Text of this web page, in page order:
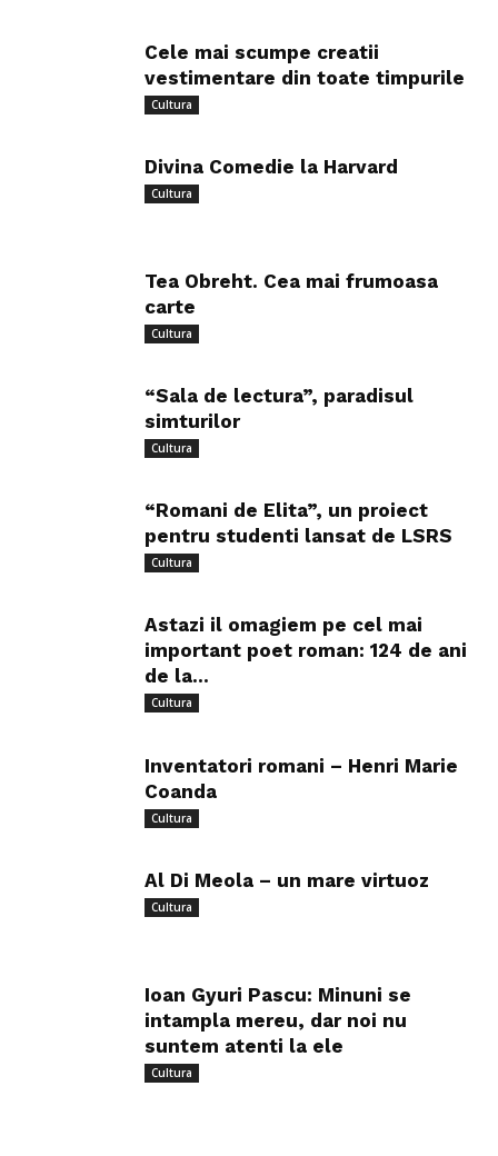
Cele mai scumpe creatii
vestimentare din toate timpurile
Cultura
Divina Comedie la Harvard
Cultura
Tea Obreht. Cea mai frumoasa
carte
Cultura
“Sala de lectura”, paradisul
simturilor
Cultura
“Romani de Elita”, un proiect
pentru studenti lansat de LSRS
Cultura
Astazi il omagiem pe cel mai
important poet roman: 124 de ani
de la...
Cultura
Inventatori romani – Henri Marie
Coanda
Cultura
Al Di Meola – un mare virtuoz
Cultura
Ioan Gyuri Pascu: Minuni se
intampla mereu, dar noi nu
suntem atenti la ele
Cultura